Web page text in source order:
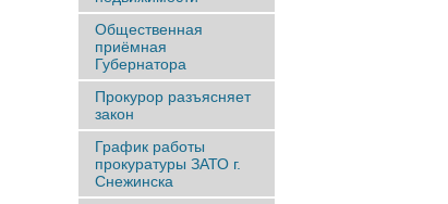
Общественная
приёмная
Губернатора
Прокурор разъясняет
закон
График работы
прокуратуры ЗАТО г.
Снежинска